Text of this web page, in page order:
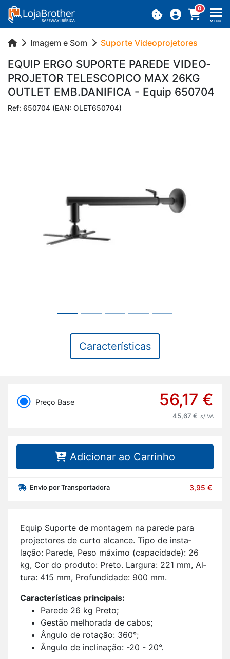
0
MENU
Imagem e Som Suporte Videoprojetores
EQUIP ERGO SU­PORTE PA­REDE VI­DE­O­
PRO­JETOR TE­LES­CO­PICO MAX 26KG
OU­TLET EMB.​DANIFICA - Equip 650704
Ref: 650704 (EAN: OLET650704)
Características
Preço Base 56,17 €
45,67 € s/IVA
Adicionar ao Carrinho
Envio por Transportadora 3,95 €
Equip Su­porte de mon­tagem na pa­rede para
pro­jec­tores de curto al­cance. Tipo de ins­ta­
lação: Pa­rede, Peso má­ximo (ca­pa­ci­dade): 26
kg, Cor do pro­duto: Preto. Lar­gura: 221 mm, Al­
tura: 415 mm, Pro­fun­di­dade: 900 mm.
Ca­rac­te­rís­ticas prin­ci­pais:
Pa­rede 26 kg Preto;
Gestão me­lho­rada de cabos;
Ân­gulo de ro­tação: 360°;
Ân­gulo de in­cli­nação: -20 - 20°.